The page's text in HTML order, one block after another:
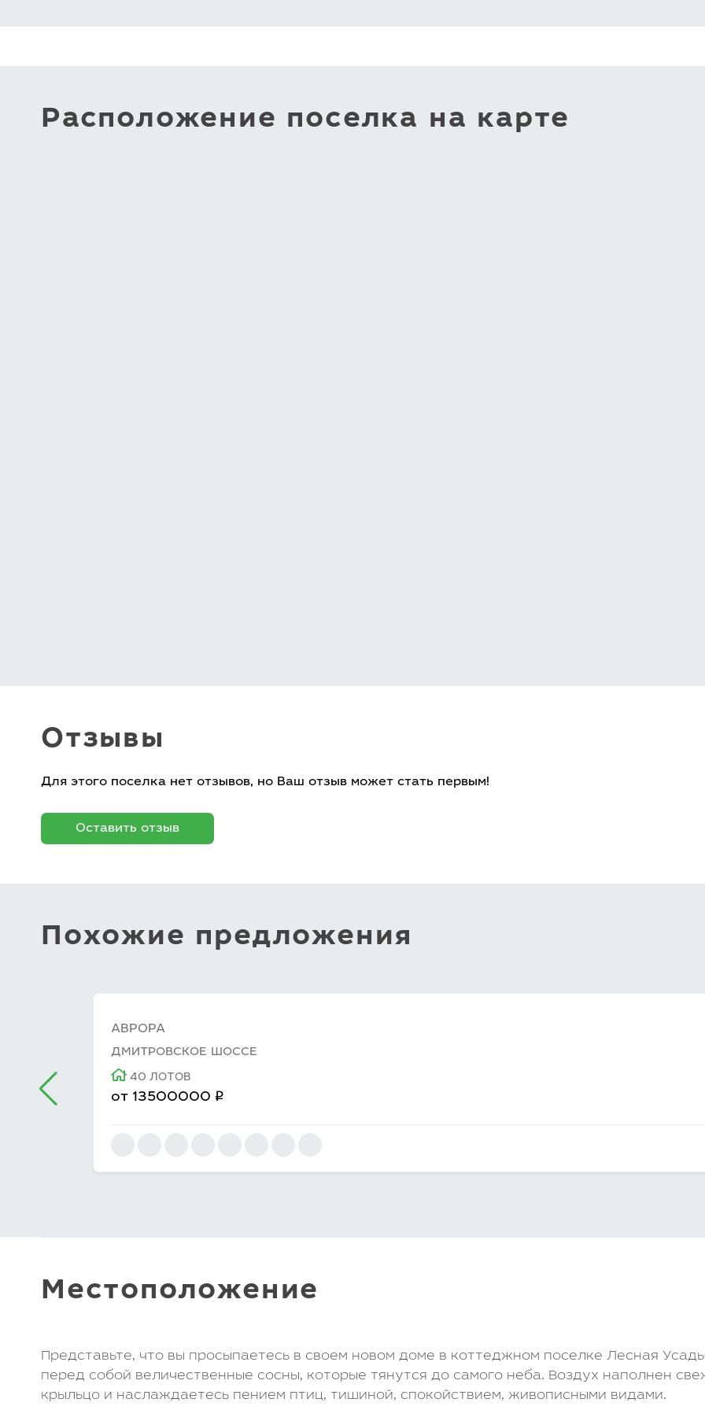
Расположение поселка на карте
Отзывы
Для этого поселка нет отзывов, но Ваш отзыв может стать первым!
Оставить отзыв
Похожие предложения
АВРОРА
ДМИТРОВСКОЕ ШОССЕ
40 ЛОТОВ
от 13500000 q
Местоположение
Представьте, что вы просыпаетесь в своем новом доме в коттеджном поселке Лесная
перед собой величественные сосны, которые тянутся до самого неба. Воздух наполнен
крыльцо и наслаждаетесь пением птиц, тишиной, спокойствием, живописными видами.